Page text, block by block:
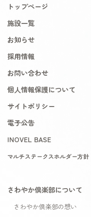
トップページ
施設一覧
お知らせ
採用情報
お問い合わせ
個人情報保護について
サイトポリシー
電子公告
INOVEL BASE
マルチステークスホルダー方針
さわやか倶楽部について
さわやか倶楽部の想い